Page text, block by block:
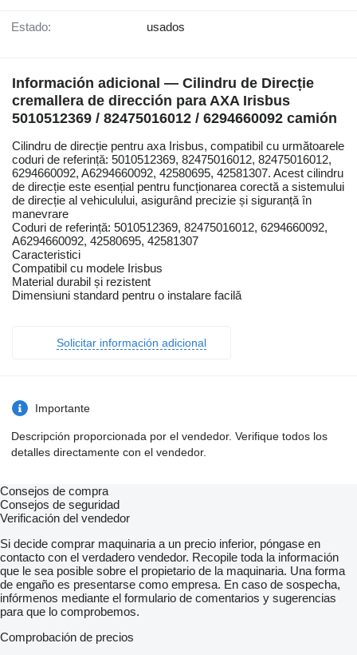
Estado: usados
Información adicional — Cilindru de Direcție
cremallera de dirección para AXA Irisbus
5010512369 / 82475016012 / 6294660092 camión
Cilindru de direcție pentru axa Irisbus, compatibil cu următoarele
coduri de referință: 5010512369, 82475016012, 82475016012,
6294660092, A6294660092, 42580695, 42581307. Acest cilindru
de direcție este esențial pentru funcționarea corectă a sistemului
de direcție al vehiculului, asigurând precizie și siguranță în
manevrare
Coduri de referință: 5010512369, 82475016012, 6294660092,
A6294660092, 42580695, 42581307
Caracteristici
Compatibil cu modele Irisbus
Material durabil și rezistent
Dimensiuni standard pentru o instalare facilă
Solicitar información adicional
Importante
Descripción proporcionada por el vendedor. Verifique todos los
detalles directamente con el vendedor.
Consejos de compra
Consejos de seguridad
Verificación del vendedor
Si decide comprar maquinaria a un precio inferior, póngase en
contacto con el verdadero vendedor. Recopile toda la información
que le sea posible sobre el propietario de la maquinaria. Una forma
de engaño es presentarse como empresa. En caso de sospecha,
infórmenos mediante el formulario de comentarios y sugerencias
para que lo comprobemos.
Comprobación de precios